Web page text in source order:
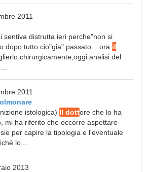
2011
sentiva distrutta ieri perche"non si
dopo tutto cio"gia" passato....ora il
chirurgicamente,oggi analisi del
2011
istologica) Il dottore che lo ha
mi ha riferito che occorre aspettare
per capire la tipologia e l'eventuale
lo ...
2013